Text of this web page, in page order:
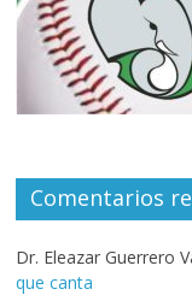
Comentarios
Dr. Eleazar Guerrero
que canta